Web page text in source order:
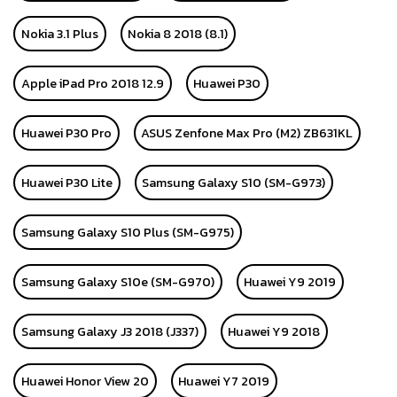
Nokia 3.1 Plus Nokia 8 2018 (8.1)
Apple iPad Pro 2018 12.9 Huawei P30
Huawei P30 Pro ASUS Zenfone Max Pro (M2) ZB631KL
Huawei P30 Lite Samsung Galaxy S10 (SM-G973)
Samsung Galaxy S10 Plus (SM-G975)
Samsung Galaxy S10e (SM-G970) Huawei Y9 2019
Samsung Galaxy J3 2018 (J337) Huawei Y9 2018
Huawei Honor View 20 Huawei Y7 2019